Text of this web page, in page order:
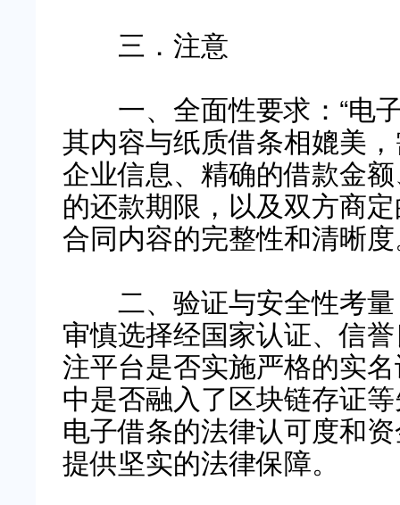
三．注意
一、全面性要求 ：“电
其内容与纸质借条相媲美
企业信息、精确的借款金
的还款期限，以及双方商
合同内容的完整性和清晰
二、验证与安全性考
审慎选择经国家认证、信
注平台是否实施严格的实
中是否融入了区块链存证
电子借条的法律认可度和
提供坚实的法律保障。